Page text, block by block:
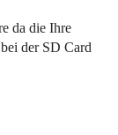
da die Ihre
der SD Card